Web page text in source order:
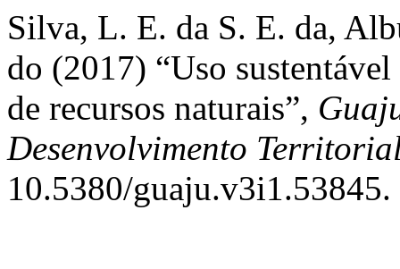
Silva, L. E. da S. E. da,
do (2017) “Uso
de recursos naturais”,
Desenvolvimento
10.5380/guaju.v3i1.53845.